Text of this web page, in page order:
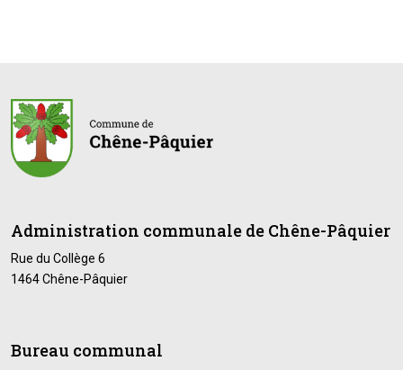
Administration communale de Chêne-Pâquier
Rue du Collège 6
1464 Chêne-Pâquier
Bureau communal